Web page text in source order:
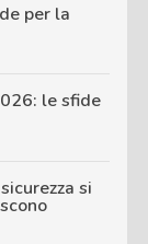
per la
le sfide
si